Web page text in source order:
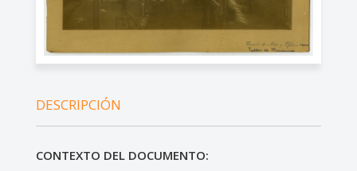
DESCRIPCIÓN
CONTEXTO DEL DOCUMENTO: